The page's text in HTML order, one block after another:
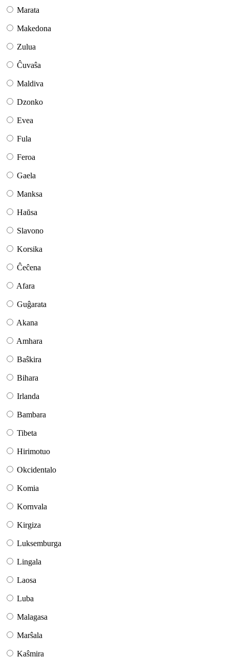
Marata
Makedona
Zulua
Ĉuvaŝa
Maldiva
Dzonko
Evea
Fula
Feroa
Gaela
Manksa
Haŭsa
Slavono
Korsika
Ĉeĉena
Afara
Guĝarata
Akana
Amhara
Baŝkira
Bihara
Irlanda
Bambara
Tibeta
Hirimotuo
Okcidentalo
Komia
Kornvala
Kirgiza
Luksemburga
Lingala
Laosa
Luba
Malagasa
Marŝala
Kaŝmira